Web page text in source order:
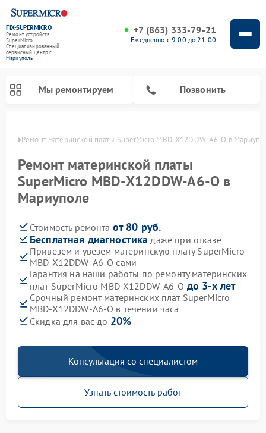
FIX-SUPERMICRO
Ремонт устройств
SuperMicro
Специализированный
cервисный центр г.
Мариуполь
+7 (863) 333-79-21
Ежедневно с 9:00 до 21:00
Мы ремонтируем Позвонить
Ремонт материнской платы SuperMicro MBD-X12DDW-A6-O в
Ремонт материнской платы
SuperMicro MBD-X12DDW-A6-O в
Мариуполе
Стоимость ремонта от 80 руб.
Бесплатная диагностика даже при отказе
Привезем и увезем материнскую плату SuperMicro
MBD-X12DDW-A6-O сами
Гарантия на наши работы по ремонту материнских
плат SuperMicro MBD-X12DDW-A6-O до 3-х лет
Срочный ремонт материнских плат SuperMicro
MBD-X12DDW-A6-O в течении часа
Скидка для вас до 20%
Консультация со специалистом
Узнать стоимость работ